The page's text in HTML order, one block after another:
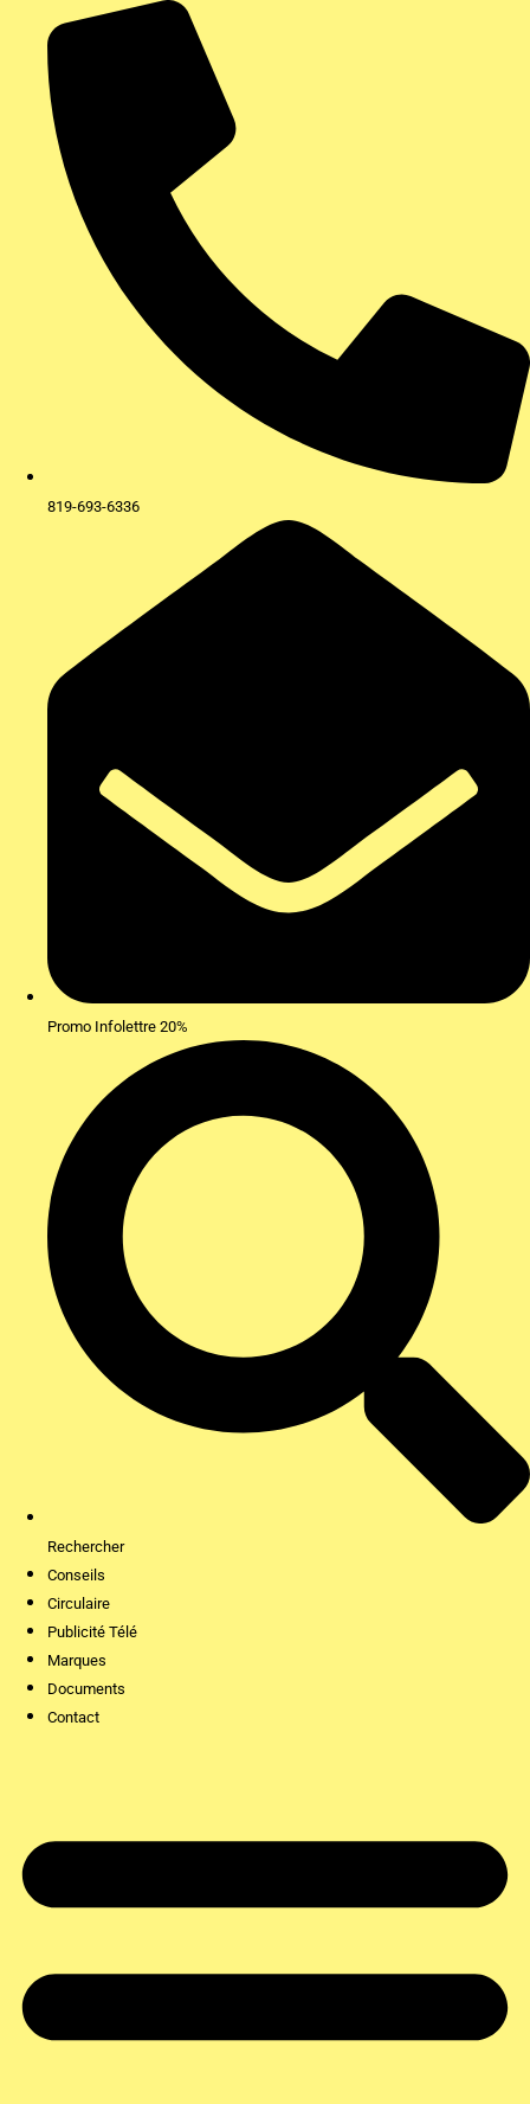
contenu
819-693-6336
Promo Infolettre 20%
Rechercher
Conseils
Circulaire
Publicité Télé
Marques
Documents
Contact